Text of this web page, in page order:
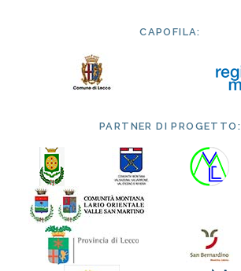
CAPOFILA:
PARTNER DI PROGETTO: